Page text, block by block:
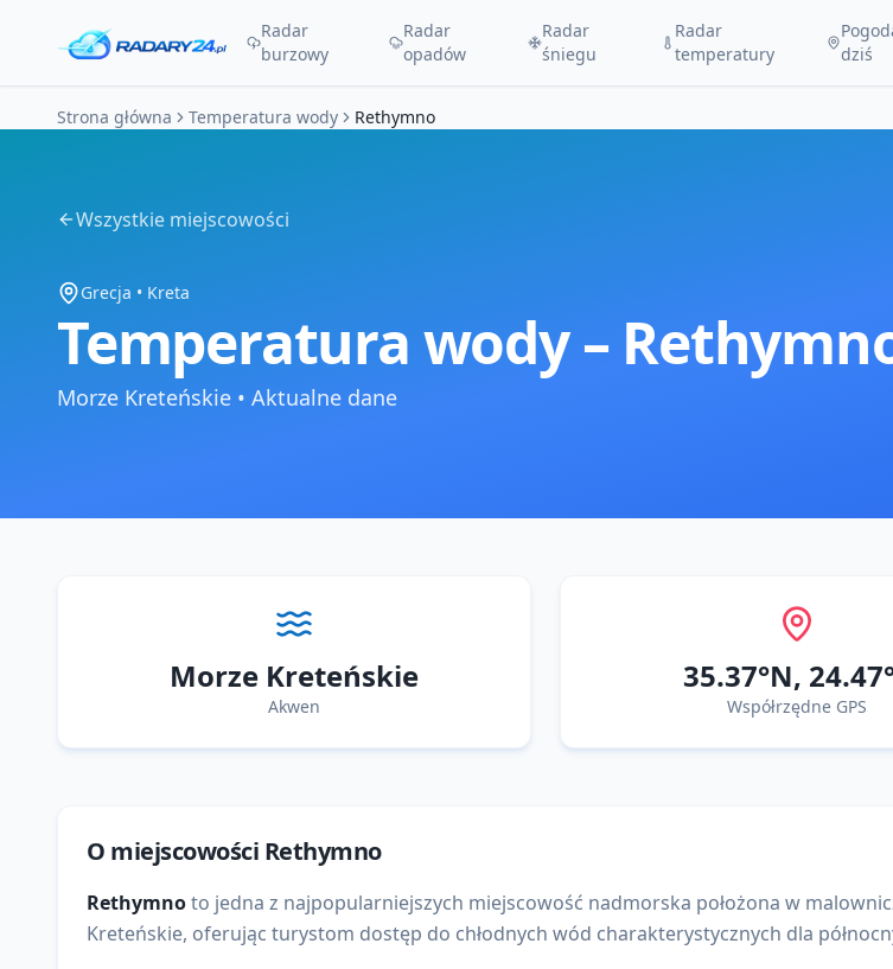
Radar
burzowy
Radar
opadów
Radar
śniegu
Radar
temperatury
dziś
Strona główna Temperatura wody Rethymno
Wszystkie miejscowości
Grecja • Kreta
Temperatura wody –
Morze Kreteńskie • Aktualne dane
Morze Kreteńskie
Akwen
35.37°N, 24.47
Współrzędne GPS
O miejscowości Rethymno
Rethymnoto jedna z najpopularniejszych miejscowość nadmorska położona w
Kreteńskie, oferując turystom dostęp do chłodnych wód charakterystycznych dla